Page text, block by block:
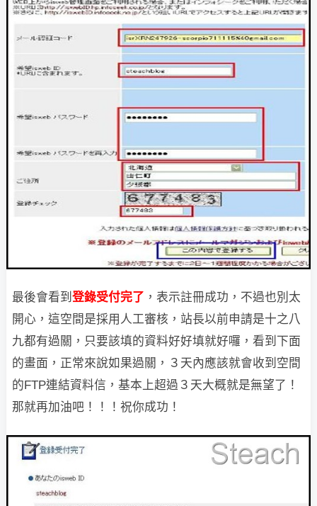
最後會看到 登錄受付完了 ，表示註冊成功，不過也別太
開心，這空間是採用人工審核，站長以前申請是十之八
九都有過關，只要該填的資料好好填就好囉，看到下面
的畫面，正常來說如果過關，３天內應該就會收到空間
的FTP連結資料信，基本上超過３天大概就是無望了！
那就再加油吧！！！祝你成功！